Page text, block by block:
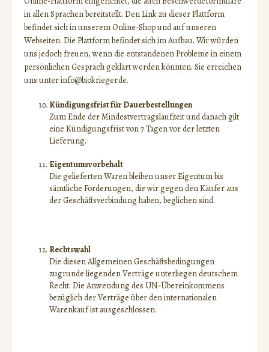
in allen Sprachen bereitstellt. Den Link zu dieser Plattform
befindet sich in unserem Online-Shop und auf unseren
Webseiten. Die Plattform befindet sich im Aufbau. Wir würden
uns jedoch freuen, wenn die entstandenen Probleme in einem
persönlichen Gespräch geklärt werden könnten. Sie erreichen
uns unter info@biokrieger.de.
Kündigungsfrist für Dauerbestellungen
Zum Ende der Mindestvertragslaufzeit und danach gilt
eine Kündigungsfrist von 7 Tagen vor der letzten
Lieferung.
Eigentumsvorbehalt
Die gelieferten Waren bleiben unser Eigentum bis
sämtliche Forderungen, die wir gegen den Käufer aus
der Geschäftsverbindung haben, beglichen sind.
Rechtswahl
Die diesen Allgemeinen Geschäftsbedingungen
zugrunde liegenden Verträge unterliegen deutschem
Recht. Die Anwendung des UN-Übereinkommens
bezüglich der Verträge über den internationalen
Warenkauf ist ausgeschlossen.